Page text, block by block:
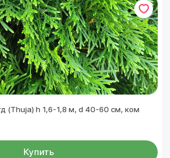
(Thuja) h 1,6-1,8 м, d 40-60 см, ком
Купить